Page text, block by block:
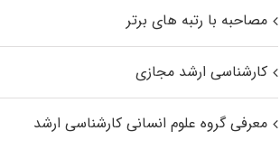
مصاحبه با رتبه های برتر
کارشناسی ارشد مجازی
معرفی گروه علوم انسانی کارشناسی ارشد